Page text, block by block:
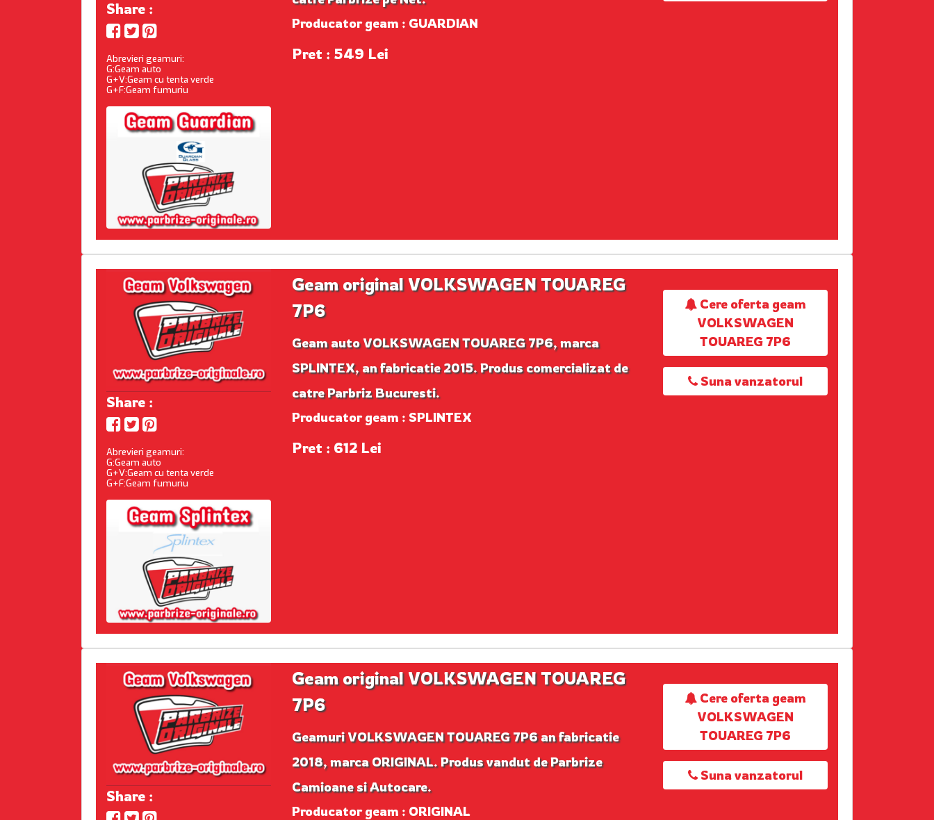
Share :
Abrevieri geamuri:
G:Geam auto
G+V:Geam cu tenta verde
G+F:Geam fumuriu
Producator geam : GUARDIAN
Pret : 549 Lei
Share :
Abrevieri geamuri:
G:Geam auto
G+V:Geam cu tenta verde
G+F:Geam fumuriu
Geam original VOLKSWAGEN TOUAREG
7P6
Geam auto VOLKSWAGEN TOUAREG 7P6, marca
SPLINTEX, an fabricatie 2015. Produs comercializat de
catre Parbriz Bucuresti.
Producator geam : SPLINTEX
Pret : 612 Lei
Cere oferta geam
VOLKSWAGEN
TOUAREG 7P6
Suna vanzatorul
Share :
Geam original VOLKSWAGEN TOUAREG
7P6
Geamuri VOLKSWAGEN TOUAREG 7P6 an fabricatie
2018, marca ORIGINAL. Produs vandut de Parbrize
Camioane si Autocare.
Producator geam : ORIGINAL
Cere oferta geam
VOLKSWAGEN
TOUAREG 7P6
Suna vanzatorul